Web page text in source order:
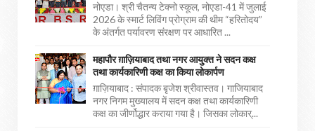
नोएडा। श्री चैतन्य टेक्नो स्कूल, नोएडा-41 में जुलाई
2026 के स्मार्ट लिविंग प्रोग्राम की थीम “हरितोदय”
के अंतर्गत पर्यावरण संरक्षण पर आधारित ...
महापौर ग़ाज़ियाबाद तथा नगर आयुक्त ने सदन कक्ष
तथा कार्यकारिणी कक्ष का किया लोकार्पण
ग़ाज़ियाबाद : संपादक बृजेश श्रीवास्तव। गाजियाबाद
नगर निगम मुख्यालय में सदन कक्ष तथा कार्यकारिणी
कक्ष का जीर्णोद्धार कराया गया है। जिसका लोकार्...